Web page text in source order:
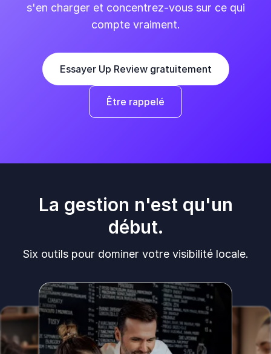
s'en charger et concentrez-vous sur ce qui
compte vraiment.
Essayer Up Review gratuitement
Être rappelé
La gestion n'est qu'un
début.
Six outils pour dominer votre visibilité locale.